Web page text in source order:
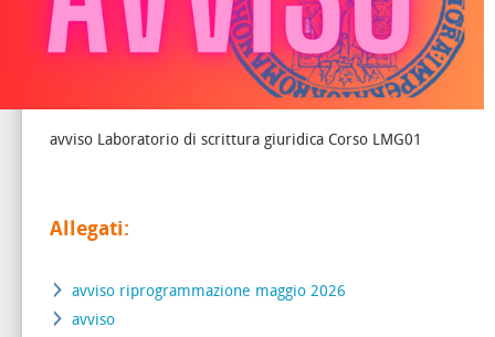
avviso Laboratorio di scrittura giuridica Corso LMG01
Allegati:
avviso riprogrammazione maggio 2026
avviso